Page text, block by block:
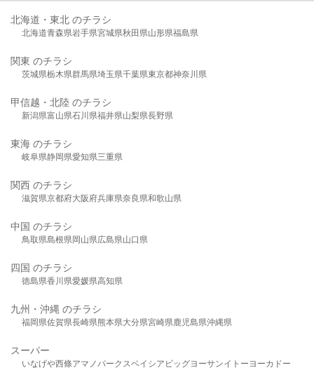
北海道・東北 のチラシ
北海道青森県岩手県宮城県秋田県山形県福島県
関東 のチラシ
茨城県栃木県群馬県埼玉県千葉県東京都神奈川県
甲信越・北陸 のチラシ
新潟県富山県石川県福井県山梨県長野県
東海 のチラシ
岐阜県静岡県愛知県三重県
関西 のチラシ
滋賀県京都府大阪府兵庫県奈良県和歌山県
中国 のチラシ
鳥取県島根県岡山県広島県山口県
四国 のチラシ
徳島県香川県愛媛県高知県
九州・沖縄 のチラシ
福岡県佐賀県長崎県熊本県大分県宮崎県鹿児島県沖縄県
スーパー
いなげや西條アマノパークスベイシア ビッグヨーサンイトーヨーカドー